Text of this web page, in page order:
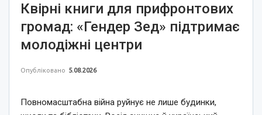
Квірні книги для прифронтових
громад: «Гендер Зед» підтримає
молодіжні центри
Опубліковано 5.08.2026
Повномасштабна війна руйнує не лише будинки,